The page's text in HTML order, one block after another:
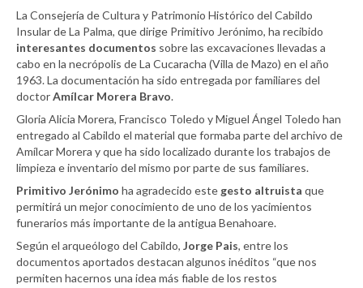
La Consejería de Cultura y Patrimonio Histórico del Cabildo
Insular de La Palma, que dirige Primitivo Jerónimo, ha recibido
interesantes documentos sobre las excavaciones llevadas a
cabo en la necrópolis de La Cucaracha (Villa de Mazo) en el año
1963. La documentación ha sido entregada por familiares del
doctorAmílcar Morera Bravo.
Gloria Alicia Morera, Francisco Toledo y Miguel Ángel Toledo han
entregado al Cabildo el material que formaba parte del archivo de
Amílcar Morera y que ha sido localizado durante los trabajos de
limpieza e inventario del mismo por parte de sus familiares.
Primitivo Jerónimo ha agradecido este gesto altruista que
permitirá un mejor conocimiento de uno de los yacimientos
funerarios más importante de la antigua Benahoare.
Según el arqueólogo del Cabildo, Jorge Pais, entre los
documentos aportados destacan algunos inéditos “que nos
permiten hacernos una idea más fiable de los restos